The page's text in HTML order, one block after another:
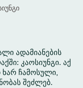
ადამიანების
კაოსიუნგი. აქ
ჩამოსული,
შეძლებ.